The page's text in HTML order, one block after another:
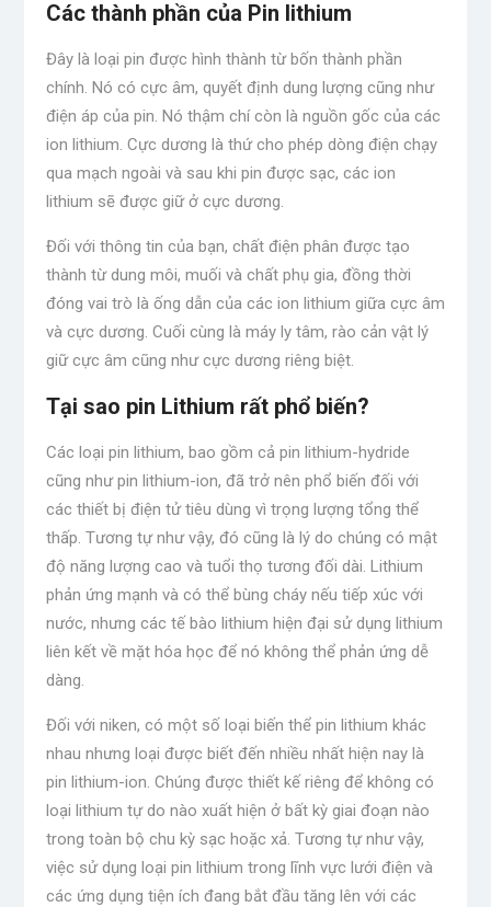
Các thành phần của Pin lithium
Đây là loại pin được hình thành từ bốn thành phần
chính. Nó có cực âm, quyết định dung lượng cũng như
điện áp của pin. Nó thậm chí còn là nguồn gốc của các
ion lithium. Cực dương là thứ cho phép dòng điện chạy
qua mạch ngoài và sau khi pin được sạc, các ion
lithium sẽ được giữ ở cực dương.
Đối với thông tin của bạn, chất điện phân được tạo
thành từ dung môi, muối và chất phụ gia, đồng thời
đóng vai trò là ống dẫn của các ion lithium giữa cực âm
và cực dương. Cuối cùng là máy ly tâm, rào cản vật lý
giữ cực âm cũng như cực dương riêng biệt.
Tại sao pin Lithium rất phổ biến?
Các loại pin lithium, bao gồm cả pin lithium-hydride
cũng như pin lithium-ion, đã trở nên phổ biến đối với
các thiết bị điện tử tiêu dùng vì trọng lượng tổng thể
thấp. Tương tự như vậy, đó cũng là lý do chúng có mật
độ năng lượng cao và tuổi thọ tương đối dài. Lithium
phản ứng mạnh và có thể bùng cháy nếu tiếp xúc với
nước, nhưng các tế bào lithium hiện đại sử dụng lithium
liên kết về mặt hóa học để nó không thể phản ứng dễ
dàng.
Đối với niken, có một số loại biến thể pin lithium khác
nhau nhưng loại được biết đến nhiều nhất hiện nay là
pin lithium-ion. Chúng được thiết kế riêng để không có
loại lithium tự do nào xuất hiện ở bất kỳ giai đoạn nào
trong toàn bộ chu kỳ sạc hoặc xả. Tương tự như vậy,
việc sử dụng loại pin lithium trong lĩnh vực lưới điện và
các ứng dụng tiện ích đang bắt đầu tăng lên với các